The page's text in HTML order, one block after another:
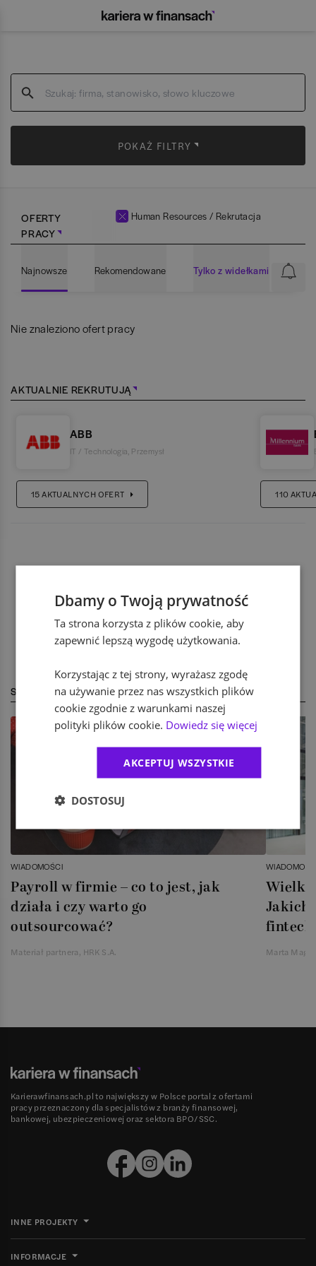
POKAŻ FILTRY
OFERTY
PRACY
Human Resources / Rekrutacja
Najnowsze Rekomendowane Tylko z widełkami
Nie znaleziono ofert pracy
AKTUALNIE REKRUTUJĄ
ABB
IT / Technologia Przemysł
15AKTUALNYCH OFERT 110
STREFA EKSPERTA
WIADOMOŚCI
Payroll w firmie – co to jest, jak
działa i czy warto go
outsourcować?
Materiał partnera, HRK S.A.
Jakich
Marta
Karierawfinansach.pl to największy w Polsce portal z ofertami
pracy przeznaczony dla specjalistów z branży finansowej,
bankowej, ubezpieczeniowej oraz sektora BPO/SSC.
INNE PROJEKTY
INFORMACJE
Dbamy o Twoją prywatność
Ta strona korzysta z plików cookie, aby
zapewnić lepszą wygodę użytkowania.
Korzystając z tej strony, wyrażasz zgodę
na używanie przez nas wszystkich plików
cookie zgodnie z warunkami naszej
polityki plików cookie. Dowiedz się więcej
AKCEPTUJ WSZYSTKIE
DOSTOSUJ